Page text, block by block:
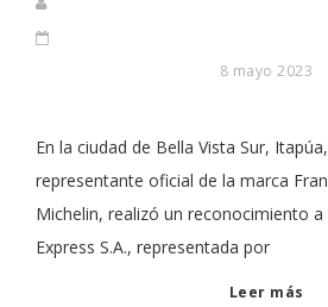
8 mayo 2023
En la ciudad de Bella Vista Sur,
representante oficial de la marca
Michelin, realizó un reconocimiento
Express S.A., representada por
Leer más